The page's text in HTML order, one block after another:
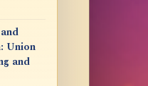
Union
and